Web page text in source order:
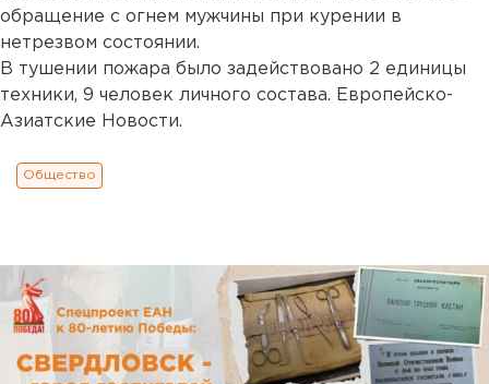
обращение с огнем мужчины при курении в
нетрезвом состоянии.
В тушении пожара было задействовано 2 единицы
техники, 9 человек личного состава. Европейско-
Азиатские Новости.
Общество